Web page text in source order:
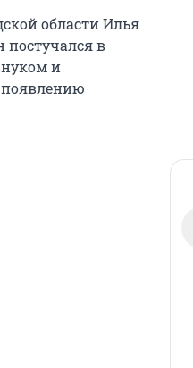
области Илья
постучался в
и